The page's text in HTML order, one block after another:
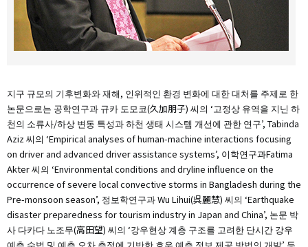
지구 규모의 기후변화와 재해, 인위적인 환경 변화에 대한 대처를 주제로 한
논문으로는 공학연구과 규카 도모코(久加朋子) 씨의 ‘고정상 유역을 지닌 하
천의 소류사/하상 변동 특성과 하천 생태 시스템 개선에 관한 연구’, Tabinda
Aziz 씨의 ‘Empirical analyses of human-machine interactions focusing
on driver and advanced driver assistance systems’, 이학연구과Fatima
Akter 씨의 ‘Environmental conditions and dryline influence on the
occurrence of severe local convective storms in Bangladesh during the
Pre-monsoon season’, 정보학연구과 Wu Lihui(呉麗慧) 씨의 ‘Earthquake
disaster preparedness for tourism industry in Japan and China’, 논문 박
사 다카다 노조무(高田望) 씨의 ‘강우현상 계층 구조를 고려한 단시간 강우
예측 수법 및 예측 오차 측정에 기반한 호우 예측 정보 제공 방법의 개발’ 등